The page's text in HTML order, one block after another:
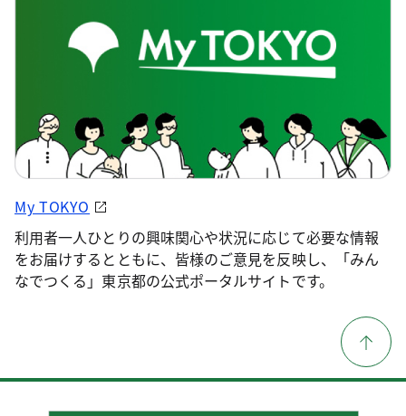
My TOKYO
利用者一人ひとりの興味関心や状況に応じて必要な情報
をお届けするとともに、皆様のご意見を反映し、「みん
なでつくる」東京都の公式ポータルサイトです。